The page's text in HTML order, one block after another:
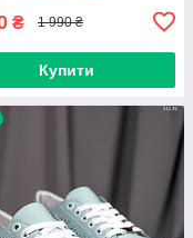
₴ 1 990 ₴
Купити